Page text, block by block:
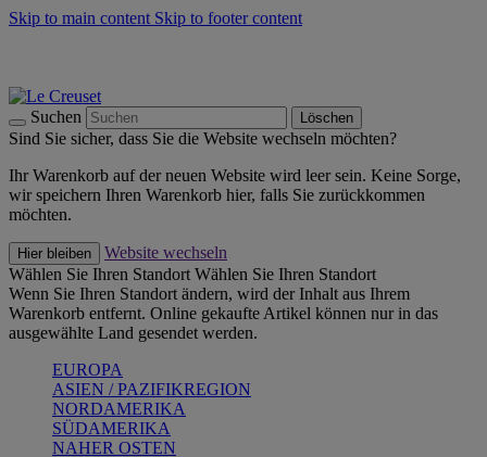
Skip to main content Skip to footer content
Suchen Löschen
Sind Sie sicher, dass Sie die Website wechseln möchten?
Ihr Warenkorb auf der neuen Website wird leer sein. Keine Sorge,
wir speichern Ihren Warenkorb hier, falls Sie zurückkommen
möchten.
Hier bleiben
Website wechseln
Wählen Sie Ihren Standort Wählen Sie Ihren Standort
Wenn Sie Ihren Standort ändern, wird der Inhalt aus Ihrem
Warenkorb entfernt. Online gekaufte Artikel können nur in das
ausgewählte Land gesendet werden.
EUROPA
ASIEN / PAZIFIKREGION
NORDAMERIKA
SÜDAMERIKA
NAHER OSTEN